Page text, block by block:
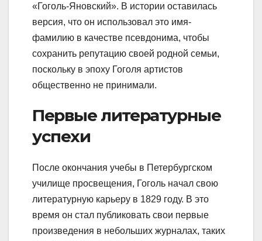
«Гоголь-Яновский». В истории оставилась
версия, что он использовал это имя-
фамилию в качестве псевдонима, чтобы
сохранить репутацию своей родной семьи,
поскольку в эпоху Гоголя артистов
общественно не принимали.
Первые литературные
успехи
После окончания учебы в Петербургском
училище просвещения, Гоголь начал свою
литературную карьеру в 1829 году. В это
время он стал публиковать свои первые
произведения в небольших журналах, таких